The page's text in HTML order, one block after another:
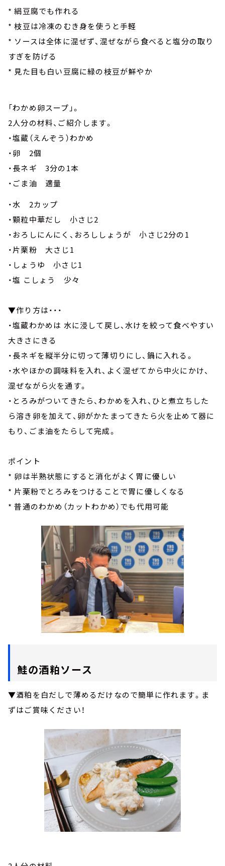
* 絹豆腐でも作れる
* 枝豆は冷凍のむき身を使うと手軽
* ソースは全体に混ぜず、混ぜながら食べると塩分の取り
すぎを防げる
* 見た目も白い豆腐に緑の枝豆が鮮やか
「わかめ卵スープ」。
2人分の材料、ご紹介します。
・塩蔵（えんぞう）わかめ
・卵 2個
・長ネギ 3分の1本
・ごま油 適量
・水 2カップ
・顆粒中華だし 小さじ2
・おろしにんにく、おろししょうが 小さじ2分の1
・片栗粉 大さじ1
・しょうゆ 小さじ1
・塩 こしょう 少々
▼作り方は・・・
・塩蔵わかめは 水に浸して戻し、水けを絞って食べやすい
大きさにきる
・長ネギを縦半分に切って薄切りにし、鍋に入れる。
・水やほかの調味料を入れ、よく混ぜてから中火にかけ、
混ぜながら火を通す。
・とろみがついてきたら、わかめを入れ、ひと煮立ちした
ら溶き卵を加えて、卵がかたまってきたら火を止めて器に
もり、ごま油をたらして完成。
ポイント
* 卵は半熟状態にすると消化がよく胃に優しい
* 片栗粉でとろみをつけることで胃に優しくなる
* 普通のわかめ（カットわかめ）でも代用可能
鮭の酒粕ソース
▼酒粕を白だしで薄めるだけなので簡単に作れます。ま
ずはご賞味ください！